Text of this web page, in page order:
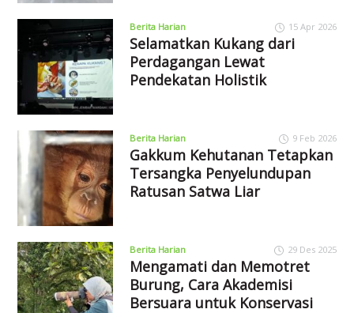
Berita Harian 15 Apr 2026
Selamatkan Kukang dari
Perdagangan Lewat
Pendekatan Holistik
Berita Harian 9 Feb 2026
Gakkum Kehutanan Tetapkan
Tersangka Penyelundupan
Ratusan Satwa Liar
Berita Harian 29 Des 2025
Mengamati dan Memotret
Burung, Cara Akademisi
Bersuara untuk Konservasi